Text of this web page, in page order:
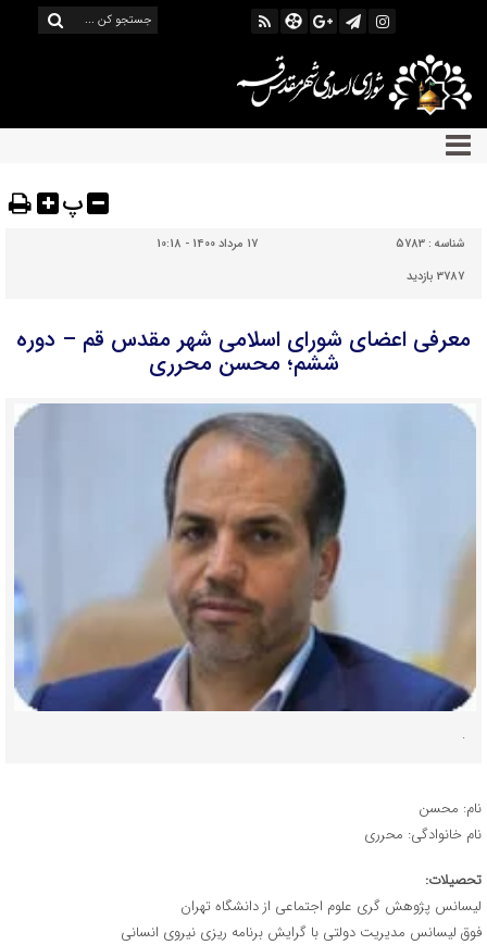
پ
شناسه : 5783
17 مرداد 1400 - 10:18
3787 بازدید
معرفی اعضای شورای اسلامی شهر مقدس قم – دوره
ششم؛ محسن محرری
.
نام: محسن
نام خانوادگی: محرری
تحصیلات:
لیسانس پژوهش گری علوم اجتماعی از دانشگاه تهران
فوق لیسانس مدیریت دولتی با گرایش برنامه ریزی نیروی انسانی